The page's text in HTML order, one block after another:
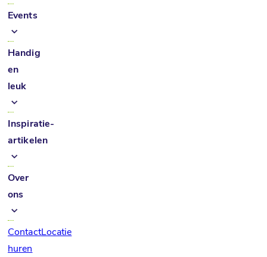
Events
Handig
en
leuk
Inspiratie-
artikelen
Over
ons
ContactLocatie
huren